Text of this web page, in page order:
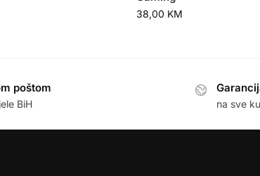
38,00 KM
poštom
BiH na sve